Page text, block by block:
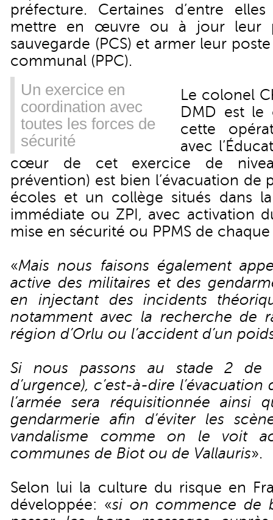
préfecture. Certaines d’entre
mettre en œuvre ou à jour leur
sauvegarde (PCS) et armer leur
communal (PPC).
Un exercice en
coordination avec
toutes les forces de
sécurité
Le colonel
DMD est le
cette
avec
cœur de cet exercice de
prévention) est bien l’évacuation de
écoles et un collège situés dans
immédiate ou ZPI, avec activation
mise en sécurité ou PPMS de
«Mais nous faisons également
active des militaires et des
en injectant des incidents
notamment avec la recherche de
région d’Orlu ou l’accident d’un
Si nous passons au stade 2 de
d’urgence), c’est-à-dire
l’armée sera réquisitionnée ainsi
gendarmerie afin d’éviter les
vandalisme comme on le voit
communes de Biot ou de Vallauris».
Selon lui la culture du risque en
développée: «si on commence de